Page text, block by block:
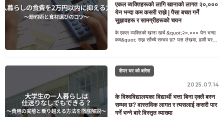
एकल व्यक्तिहरूको लागि खानाको लागत २०,०००
येन भन्दा कम कसरी राख्ने | पैसा बचत गर्ने
सुझावहरू र सामग्रीहरूको चयन
के एकल व्यक्तिको खाना खर्च &quot;२०,००० येन भन्दा
कम&quot; राख्न साँच्चै सम्भव छ? यस लेखमा, हामी घरमा
शेयर घर को बारेमा
2025.07.14
के विश्वविद्यालयका विद्यार्थी भत्ता बिना एक्लै बस्न
सम्भव छ? वास्तविक लागत र त्यसलाई कसरी पार
गर्ने भन्ने बारे विस्तृत व्याख्या